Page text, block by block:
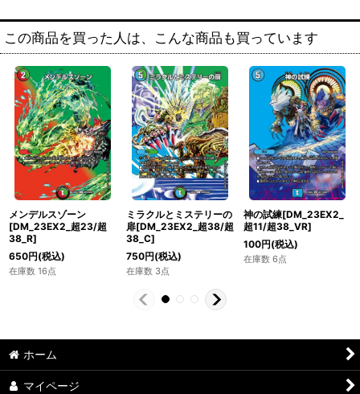
この商品を買った人は、こんな商品も買っています
メンデルスゾーン
[DM_23EX2_超23/超
38_R]
650円(税込)
在庫数 16点
ミラクルとミステリーの
扉[DM_23EX2_超38/超
38_C]
750円(税込)
在庫数 3点
神の試練[DM_23EX2_
超11/超38_VR]
100円(税込)
在庫数 6点
ホーム
マイページ